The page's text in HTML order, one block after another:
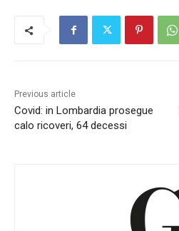
Previous article
Covid: in Lombardia prosegue
calo ricoveri, 64 decessi